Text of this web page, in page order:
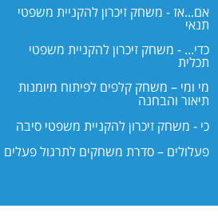
אם...אז - משחק זיכרון להקניית משפטי
תנאי
כדי... - משחק זיכרון להקניית משפטי
תכלית
מי ומי – משחק קלפים לפיתוח מיומנות
תיאור והבחנה
כי - משחק זיכרון להקניית משפטי סיבה
פעלולים – סדרת משחקים לתרגול פעלים